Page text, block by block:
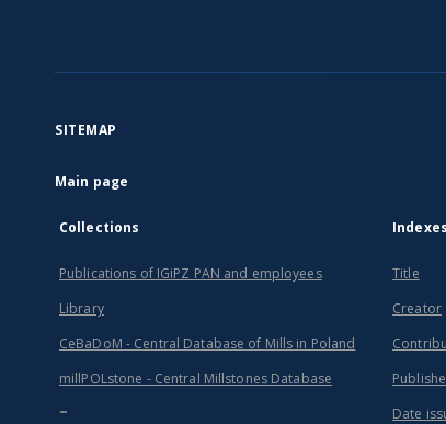
SITEMAP
Main page
Collections
Publications of IGiPZ PAN and employees
Library
CeBaDoM - Central Database of Mills in Poland
millPOLstone - Central Millstones Database
...
Indexes
Title
Creator
Date